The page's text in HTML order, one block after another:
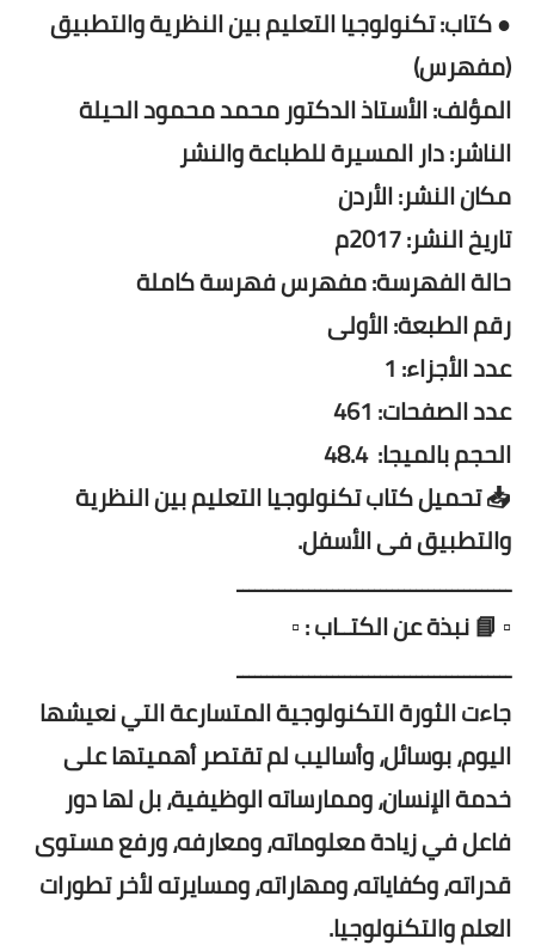
● كتاب: تكنولوجيا التعليم بين النظرية والتطبيق
(مفهرس)
المؤلف: الأستاذ الدكتور محمد محمود الحيلة
الناشر: دار المسيرة للطباعة والنشر
مكان النشر: الأردن
تاريخ النشر: 2017م
حالة الفهرسة: مفهرس فهرسة كاملة
رقم الطبعة: الأولى
عدد الأجزاء: 1
عدد الصفحات: 461
الحجم بالميجا: 48.4
📥 تحميل كتاب تكنولوجيا التعليم بين النظرية
والتطبيق فى الأسفل.
ــــــــــــــــــــــــــــــــــــــــــــــ
▫️ 📘 نبذة عن الكتــاب : ▫️
ــــــــــــــــــــــــــــــــــــــــــــــ
جاءت الثورة التكنولوجية المتسارعة التي نعيشها
اليوم، بوسائل، وأساليب لم تقتصر أهميتها على
خدمة الإنسان، وممارساته الوظيفية، بل لها دور
فاعل في زيادة معلوماته، ومعارفه، ورفع مستوى
قدراته، وكفاياته، ومهاراته، ومسايرته لأخر تطورات
العلم والتكنولوجيا.